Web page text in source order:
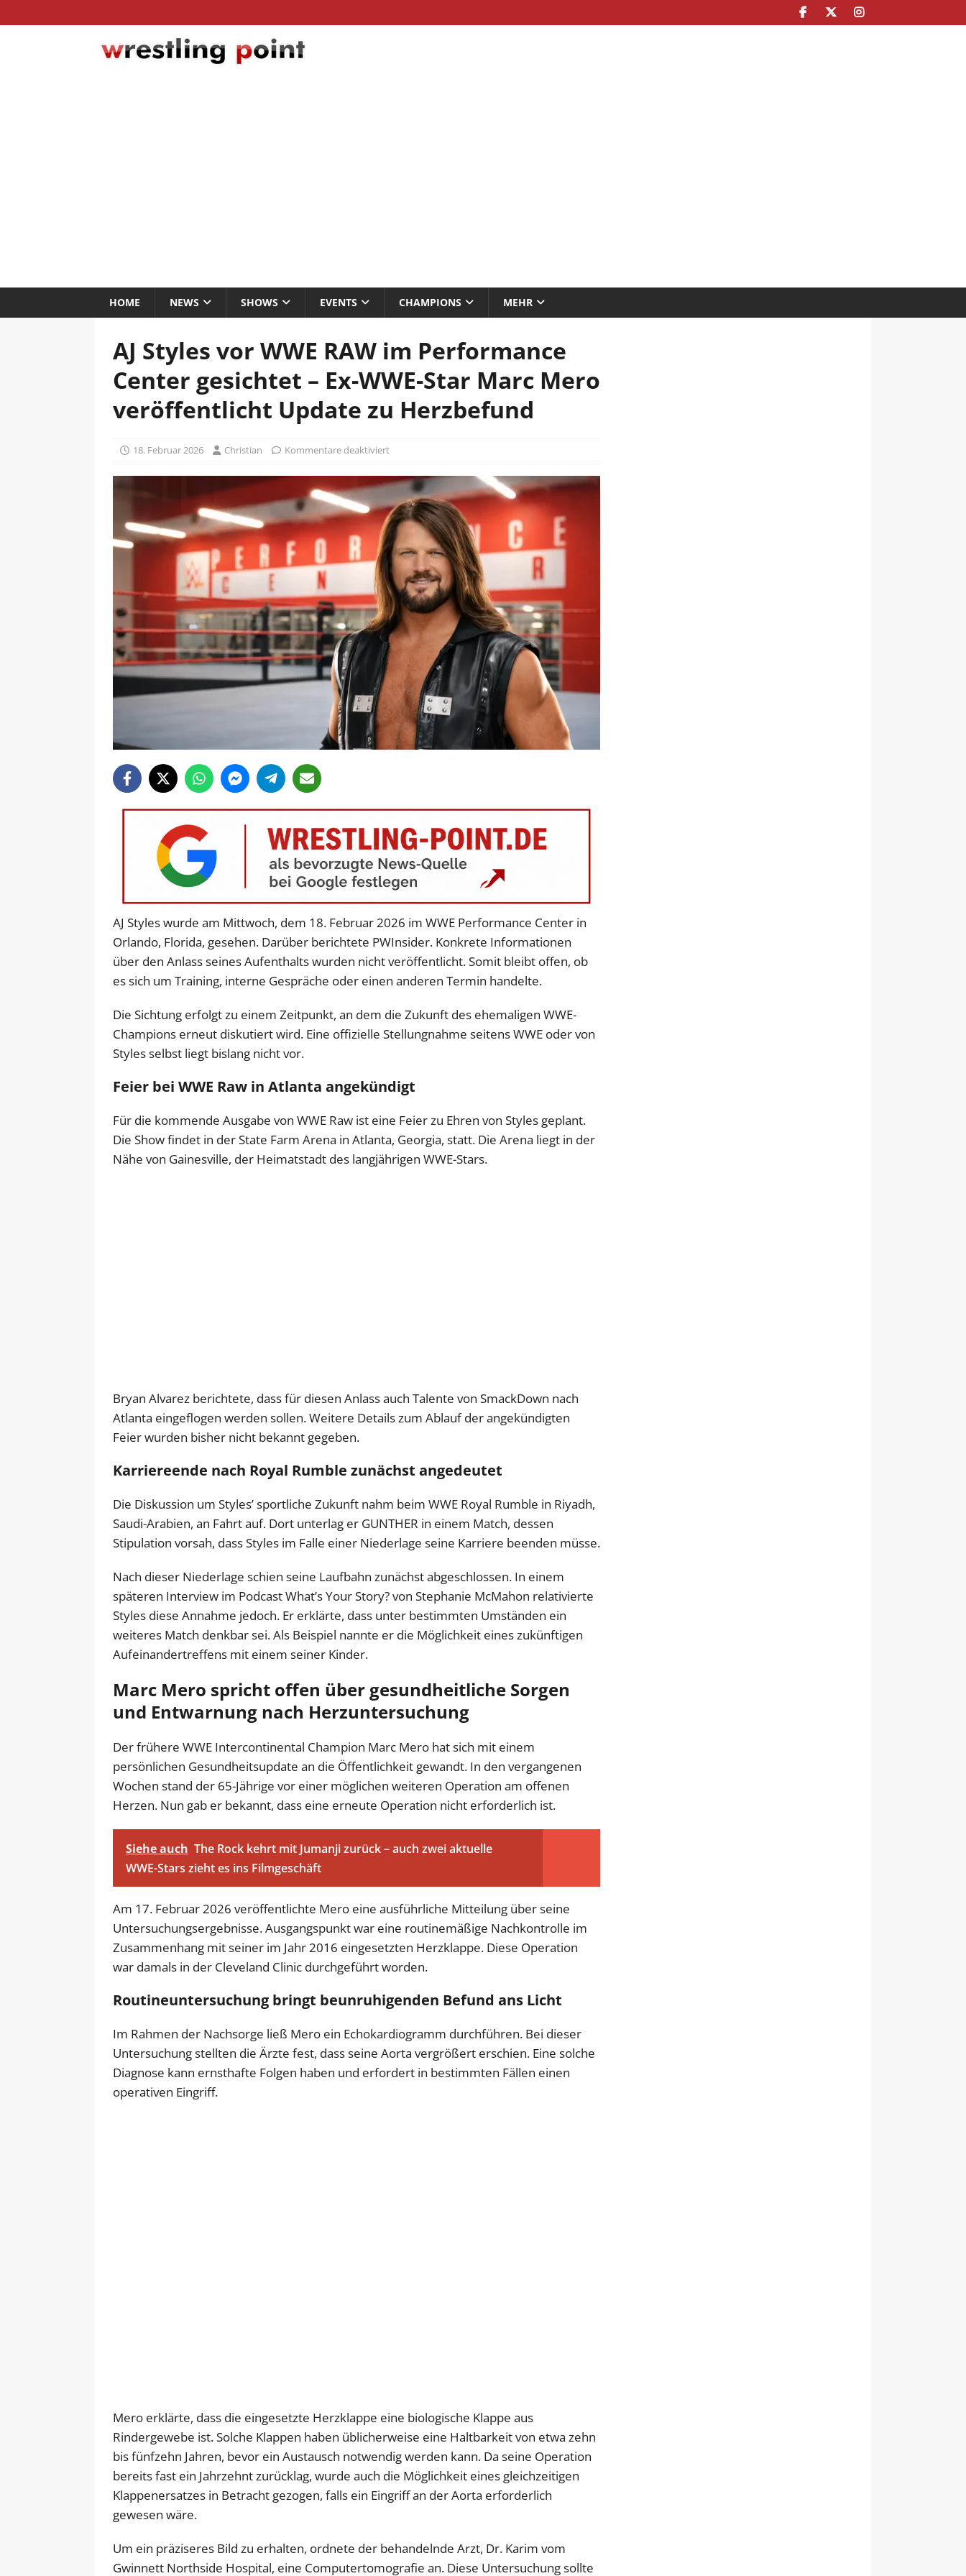
HOME NEWS SHOWS EVENTS CHAMPIONS MEHR
AJ Styles vor WWE RAW im Performance
Center gesichtet – Ex-WWE-Star Marc Mero
veröffentlicht Update zu Herzbefund
18. Februar 2026 Christian Kommentare deaktiviert
AJ Styles wurde am Mittwoch, dem 18. Februar 2026 im WWE Performance Center in
Orlando, Florida, gesehen. Darüber berichtete PWInsider. Konkrete Informationen
über den Anlass seines Aufenthalts wurden nicht veröffentlicht. Somit bleibt offen, ob
es sich um Training, interne Gespräche oder einen anderen Termin handelte.
Die Sichtung erfolgt zu einem Zeitpunkt, an dem die Zukunft des ehemaligen WWE-
Champions erneut diskutiert wird. Eine offizielle Stellungnahme seitens WWE oder von
Styles selbst liegt bislang nicht vor.
Feier bei WWE Raw in Atlanta angekündigt
Für die kommende Ausgabe von WWE Raw ist eine Feier zu Ehren von Styles geplant.
Die Show findet in der State Farm Arena in Atlanta, Georgia, statt. Die Arena liegt in der
Nähe von Gainesville, der Heimatstadt des langjährigen WWE-Stars.
Bryan Alvarez berichtete, dass für diesen Anlass auch Talente von SmackDown nach
Atlanta eingeflogen werden sollen. Weitere Details zum Ablauf der angekündigten
Feier wurden bisher nicht bekannt gegeben.
Karriereende nach Royal Rumble zunächst angedeutet
Die Diskussion um Styles’ sportliche Zukunft nahm beim WWE Royal Rumble in Riyadh,
Saudi-Arabien, an Fahrt auf. Dort unterlag er GUNTHER in einem Match, dessen
Stipulation vorsah, dass Styles im Falle einer Niederlage seine Karriere beenden müsse.
Nach dieser Niederlage schien seine Laufbahn zunächst abgeschlossen. In einem
späteren Interview im Podcast What’s Your Story? von Stephanie McMahon relativierte
Styles diese Annahme jedoch. Er erklärte, dass unter bestimmten Umständen ein
weiteres Match denkbar sei. Als Beispiel nannte er die Möglichkeit eines zukünftigen
Aufeinandertreffens mit einem seiner Kinder.
Marc Mero spricht offen über gesundheitliche Sorgen
und Entwarnung nach Herzuntersuchung
Der frühere WWE Intercontinental Champion Marc Mero hat sich mit einem
persönlichen Gesundheitsupdate an die Öffentlichkeit gewandt. In den vergangenen
Wochen stand der 65-Jährige vor einer möglichen weiteren Operation am offenen
Herzen. Nun gab er bekannt, dass eine erneute Operation nicht erforderlich ist.
Siehe auch The Rock kehrt mit Jumanji zurück – auch zwei aktuelle
WWE-Stars zieht es ins Filmgeschäft
Am 17. Februar 2026 veröffentlichte Mero eine ausführliche Mitteilung über seine
Untersuchungsergebnisse. Ausgangspunkt war eine routinemäßige Nachkontrolle im
Zusammenhang mit seiner im Jahr 2016 eingesetzten Herzklappe. Diese Operation
war damals in der Cleveland Clinic durchgeführt worden.
Routineuntersuchung bringt beunruhigenden Befund ans Licht
Im Rahmen der Nachsorge ließ Mero ein Echokardiogramm durchführen. Bei dieser
Untersuchung stellten die Ärzte fest, dass seine Aorta vergrößert erschien. Eine solche
Diagnose kann ernsthafte Folgen haben und erfordert in bestimmten Fällen einen
operativen Eingriff.
Mero erklärte, dass die eingesetzte Herzklappe eine biologische Klappe aus
Rindergewebe ist. Solche Klappen haben üblicherweise eine Haltbarkeit von etwa zehn
bis fünfzehn Jahren, bevor ein Austausch notwendig werden kann. Da seine Operation
bereits fast ein Jahrzehnt zurücklag, wurde auch die Möglichkeit eines gleichzeitigen
Klappenersatzes in Betracht gezogen, falls ein Eingriff an der Aorta erforderlich
gewesen wäre.
Um ein präziseres Bild zu erhalten, ordnete der behandelnde Arzt, Dr. Karim vom
Gwinnett Northside Hospital, eine Computertomografie an. Diese Untersuchung sollte